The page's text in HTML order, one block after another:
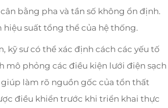
bằng pha và tần số không ổn định.
suất tổng thể của hệ thống.
kỹ sư có thể xác định cách các yếu tố
mô phỏng các điều kiện lưới điện sạch
giúp làm rõ nguồn gốc của tổn thất
điều khiển trước khi triển khai thực